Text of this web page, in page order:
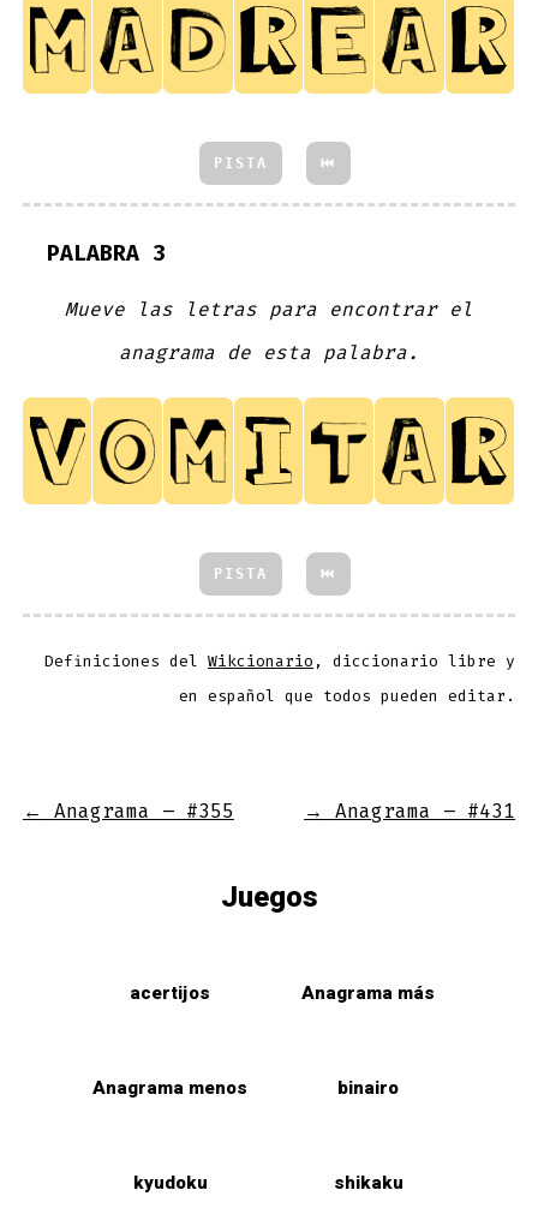
PISTA ⏮
PALABRA 3
Mueve las letras para encontrar el
anagrama de esta palabra.
PISTA ⏮
Definiciones delWikcionario , diccionario libre y
en español que todos pueden editar.
← Anagrama – #355 → Anagrama – #431
Juegos
acertijos Anagrama más
Anagrama menos binairo
kyudoku shikaku